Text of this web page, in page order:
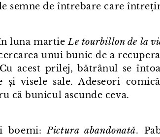
semne de întrebare care
luna martieLe tourbillon de la
unui bunic de a
acest prilej, bătrânul se
și visele sale. Adeseori
că bunicul ascunde ceva.
boemi:Pictura abandonată.